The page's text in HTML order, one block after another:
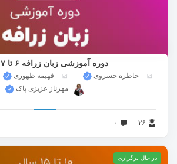
دوره آموزشی زبان زرافه ۶ تا ۷ سال
خاطره خسروی فهیمه ظهوری
مهرناز عزیزی پاک
۲۶ ۰
در حال برگزاری